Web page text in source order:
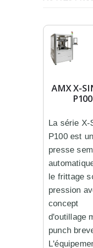
AMX X-
P100
La série X-
P100 est
presse
le frittage
pression
concept
d'outillage
punch